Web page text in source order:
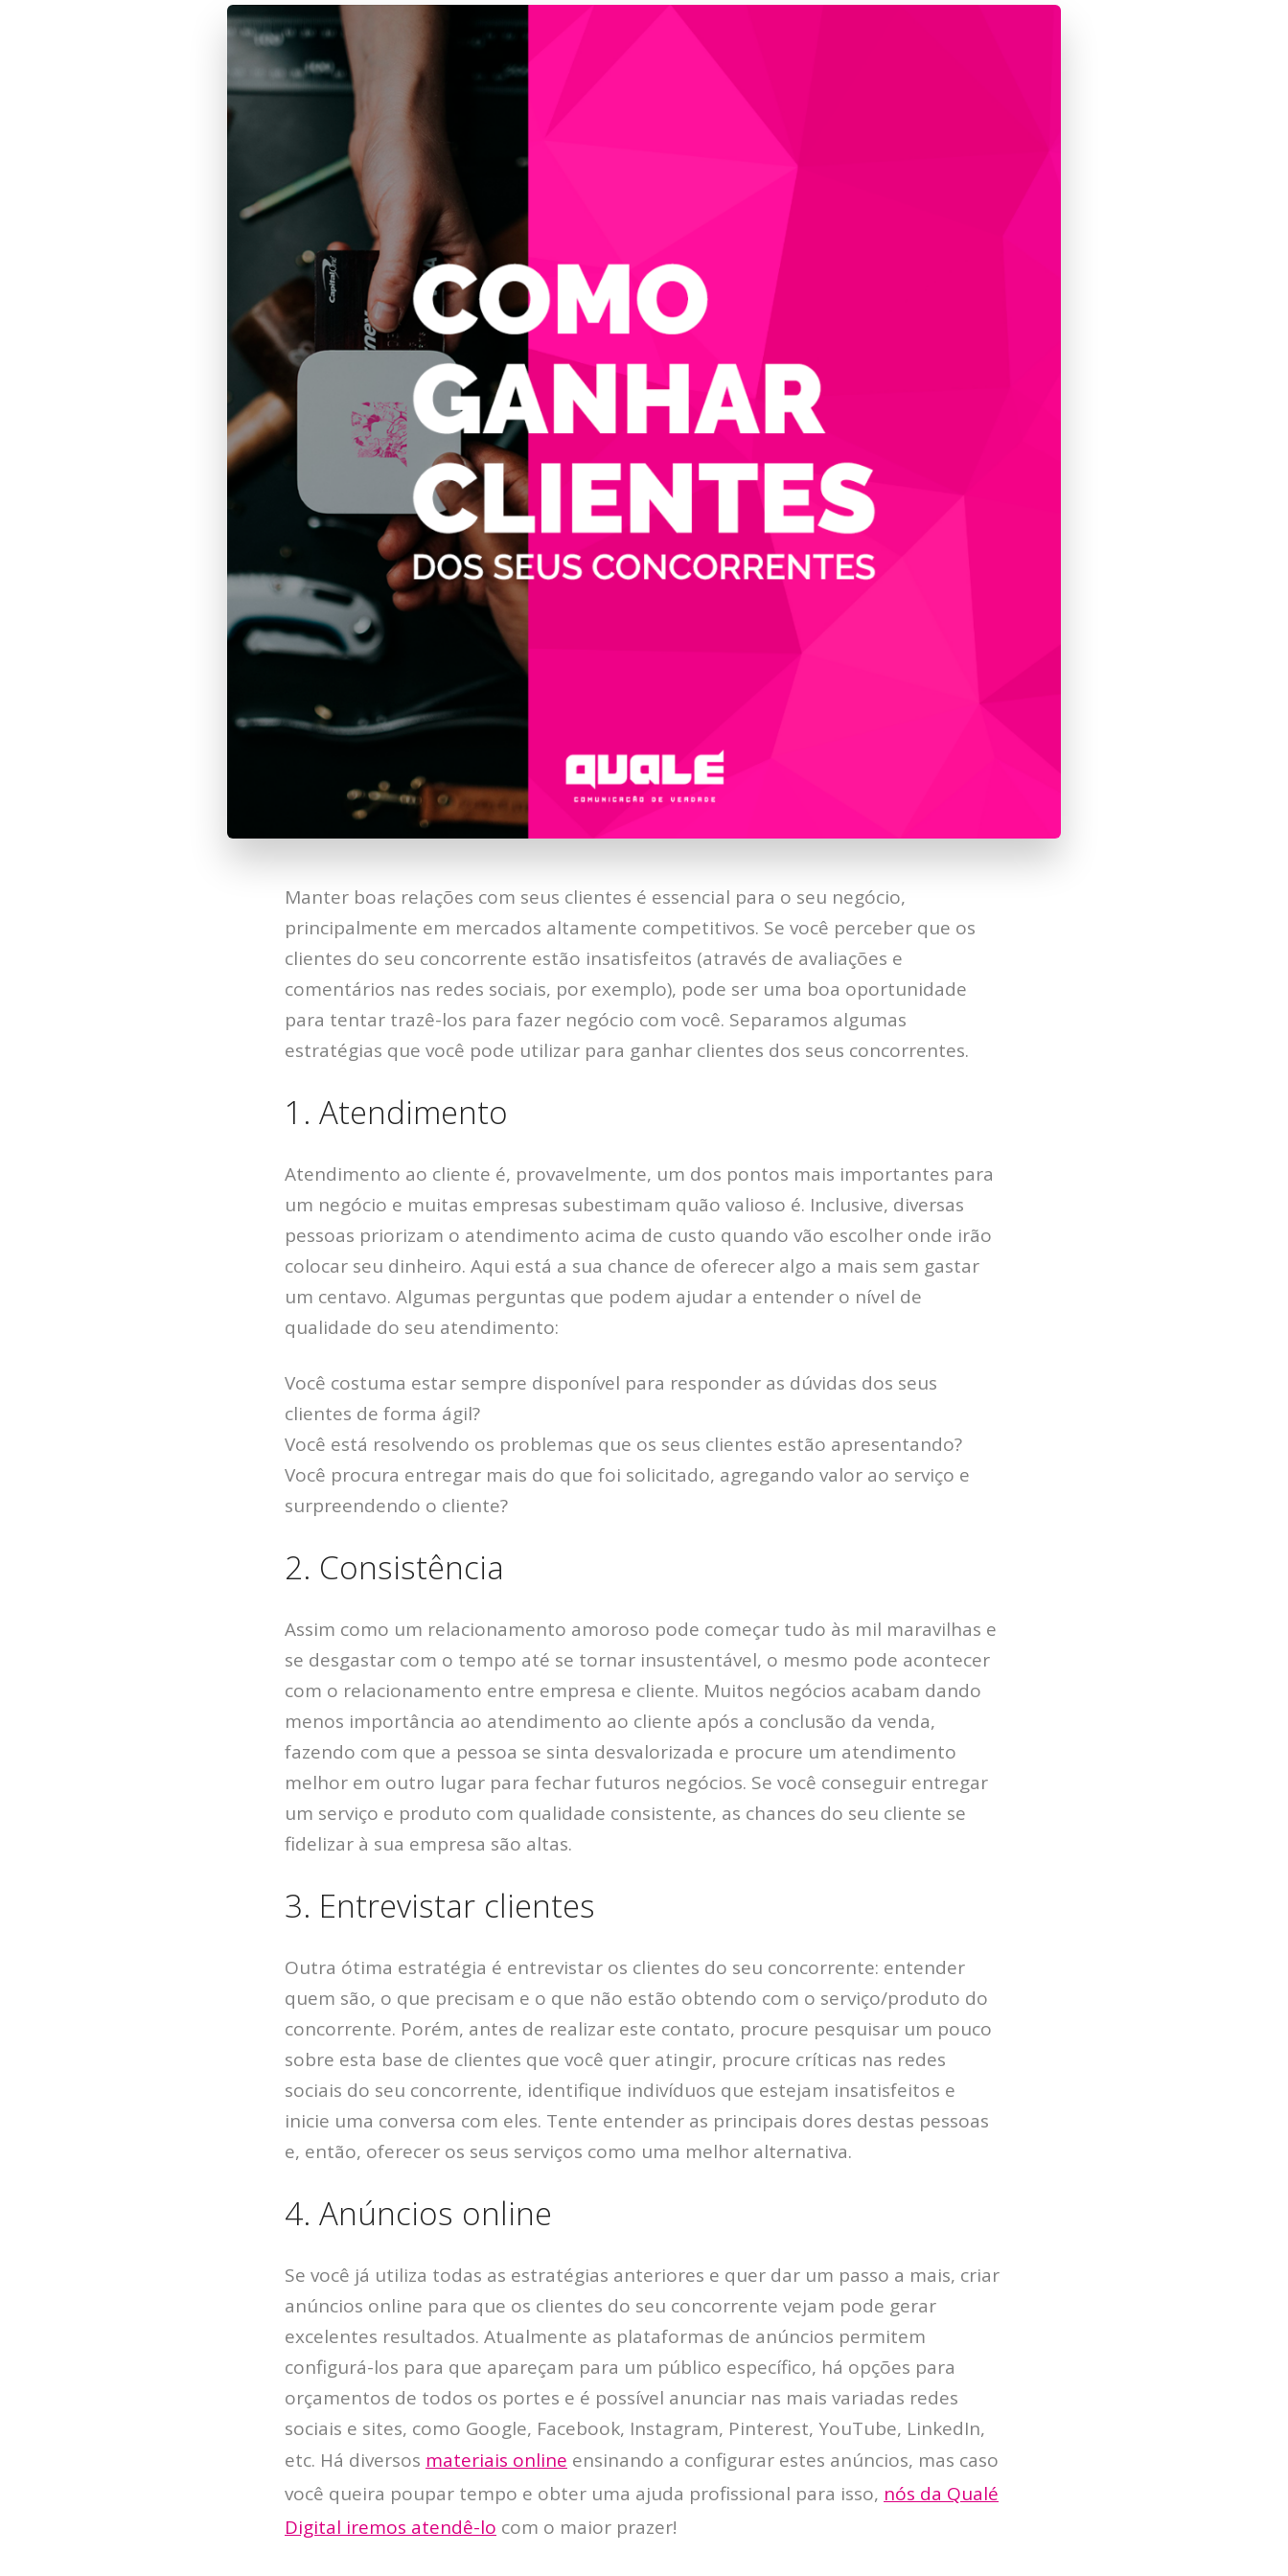
TECH
DEPOIMENTOS
Manter boas relações com seus clientes é essencial para o seu negócio,
principalmente em mercados altamente competitivos. Se você perceber que os
clientes do seu concorrente estão insatisfeitos (através de avaliações e
comentários nas redes sociais, por exemplo), pode ser uma boa oportunidade
para tentar trazê-los para fazer negócio com você. Separamos algumas
estratégias que você pode utilizar para ganhar clientes dos seus concorrentes.
1. Atendimento
Atendimento ao cliente é, provavelmente, um dos pontos mais importantes para
um negócio e muitas empresas subestimam quão valioso é. Inclusive, diversas
pessoas priorizam o atendimento acima de custo quando vão escolher onde irão
colocar seu dinheiro. Aqui está a sua chance de oferecer algo a mais sem gastar
um centavo. Algumas perguntas que podem ajudar a entender o nível de
qualidade do seu atendimento:
Você costuma estar sempre disponível para responder as dúvidas dos seus
clientes de forma ágil?
Você está resolvendo os problemas que os seus clientes estão apresentando?
Você procura entregar mais do que foi solicitado, agregando valor ao serviço e
surpreendendo o cliente?
2. Consistência
Assim como um relacionamento amoroso pode começar tudo às mil maravilhas e
se desgastar com o tempo até se tornar insustentável, o mesmo pode acontecer
com o relacionamento entre empresa e cliente. Muitos negócios acabam dando
menos importância ao atendimento ao cliente após a conclusão da venda,
fazendo com que a pessoa se sinta desvalorizada e procure um atendimento
melhor em outro lugar para fechar futuros negócios. Se você conseguir entregar
um serviço e produto com qualidade consistente, as chances do seu cliente se
fidelizar à sua empresa são altas.
3. Entrevistar clientes
Outra ótima estratégia é entrevistar os clientes do seu concorrente: entender
quem são, o que precisam e o que não estão obtendo com o serviço/produto do
concorrente. Porém, antes de realizar este contato, procure pesquisar um pouco
sobre esta base de clientes que você quer atingir, procure críticas nas redes
sociais do seu concorrente, identifique indivíduos que estejam insatisfeitos e
inicie uma conversa com eles. Tente entender as principais dores destas pessoas
e, então, oferecer os seus serviços como uma melhor alternativa.
4. Anúncios online
Se você já utiliza todas as estratégias anteriores e quer dar um passo a mais, criar
anúncios online para que os clientes do seu concorrente vejam pode gerar
excelentes resultados. Atualmente as plataformas de anúncios permitem
configurá-los para que apareçam para um público específico, há opções para
orçamentos de todos os portes e é possível anunciar nas mais variadas redes
sociais e sites, como Google, Facebook, Instagram, Pinterest, YouTube, LinkedIn,
etc. Há diversos materiais online ensinando a configurar estes anúncios, mas caso
você queira poupar tempo e obter uma ajuda profissional para isso, nós da Qualé
Digital iremos atendê-lo com o maior prazer!